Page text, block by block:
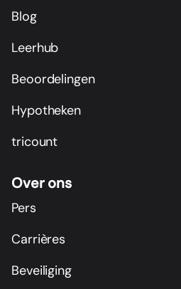
Blog
Leerhub
Beoordelingen
Hypotheken
tricount
Over ons
Pers
Carrières
Beveiliging